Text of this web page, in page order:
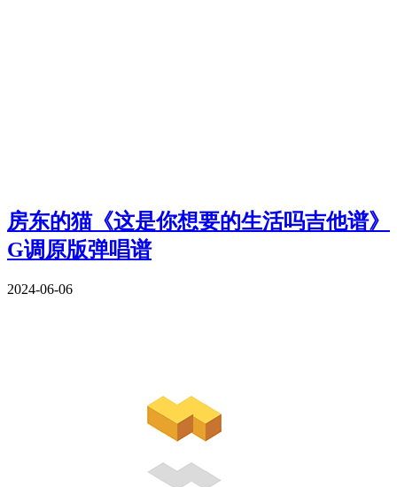
房东的猫《这是你想要的生活吗吉他谱》
G调原版弹唱谱
2024-06-06